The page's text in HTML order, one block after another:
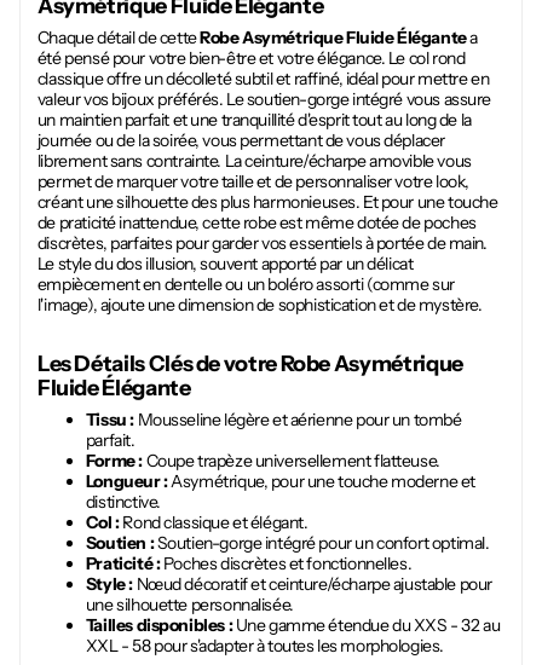
Asymétrique Fluide Élégante
Chaque détail de cetteRobe Asymétrique Fluide Élégantea
été pensé pour votre bien-être et votre élégance. Le col rond
classique offre un décolleté subtil et raffiné, idéal pour mettre en
valeur vos bijoux préférés. Le soutien-gorge intégré vous assure
un maintien parfait et une tranquillité d'esprit tout au long de la
journée ou de la soirée, vous permettant de vous déplacer
librement sans contrainte. La ceinture/écharpe amovible vous
permet de marquer votre taille et de personnaliser votre look,
créant une silhouette des plus harmonieuses. Et pour une touche
de praticité inattendue, cette robe est même dotée de poches
discrètes, parfaites pour garder vos essentiels à portée de main.
Le style du dos illusion, souvent apporté par un délicat
empiècement en dentelle ou un boléro assorti (comme sur
l'image), ajoute une dimension de sophistication et de mystère.
Les Détails Clés de votreRobe Asymétrique
Fluide Élégante
Tissu :Mousseline légère et aérienne pour un tombé
parfait.
Forme :Coupe trapèze universellement flatteuse.
Longueur :Asymétrique, pour une touche moderne et
distinctive.
Col :Rond classique et élégant.
Soutien :Soutien-gorge intégré pour un confort optimal.
Praticité :Poches discrètes et fonctionnelles.
Style :Nœud décoratif et ceinture/écharpe ajustable pour
une silhouette personnalisée.
Tailles disponibles :Une gamme étendue du XXS - 32 au
XXL - 58 pour s'adapter à toutes les morphologies.